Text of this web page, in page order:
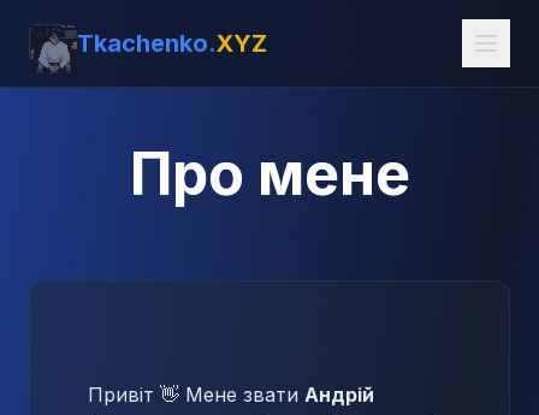
Tkachenko.XYZ
Про мене
Привіт 👋 Мене звати Андрій